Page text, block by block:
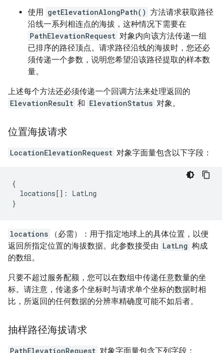
使用 getElevationAlongPath() 方法请求获取路径
沿线一系列相连点的海拔，这种情况下需要在
PathElevationRequest 对象内向该方法传递一组
已排序的路径顶点。请求路径沿线的海拔时，您还必
须传递一个参数，说明您希望沿该路径提取的样本数
量。
上述每个方法还必须传递一个回调方法来处理返回的
ElevationResult 和 ElevationStatus 对象。
位置海拔请求
LocationElevationRequest 对象字面量包含以下字段：
{
locations[] :
LatLng
}
locations
（必需）：用于指定地球上的具体位置，以便
返回所指定位置的海拔数据。此参数接受由 LatLng 构成
的数组。
只要不超过服务配额，您可以在数组中传递任意数量的坐
标。请注意，传递多个坐标时与请求单个坐标的数据时相
比，所返回的任何数据的分辨率精确度可能不如后者。
抽样路径海拔请求
PathElevationRequest 对象字面量包含下列字段：